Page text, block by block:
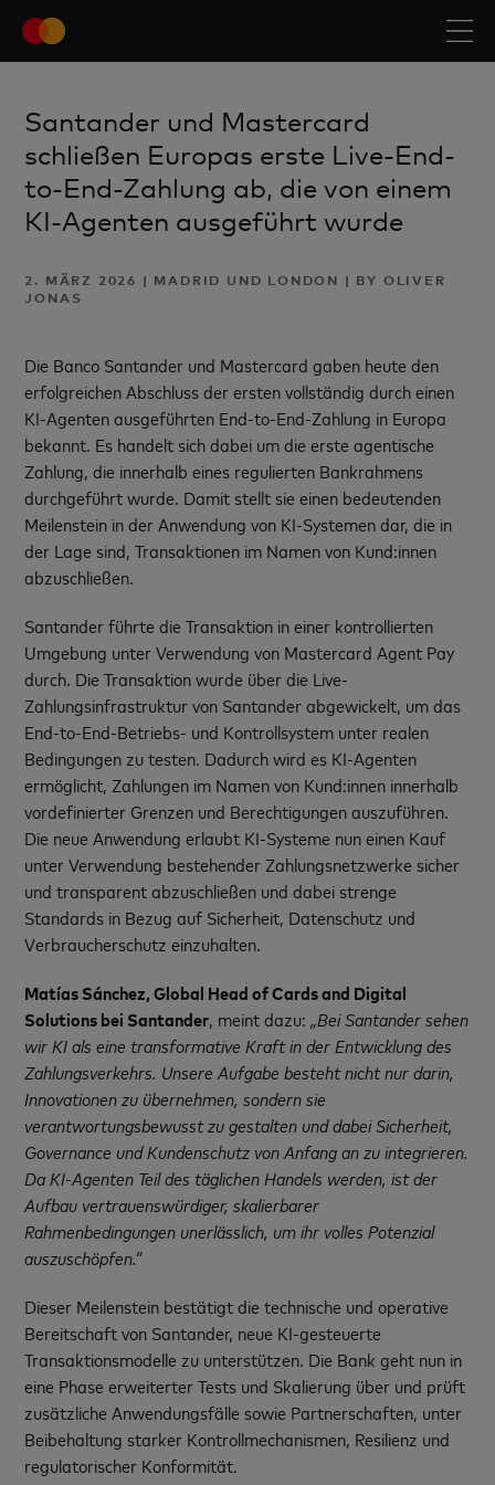
Santander und Mastercard
schließen Europas erste Live-End-
to-End-Zahlung ab, die von einem
KI-Agenten ausgeführt wurde
2. MÄRZ 2026 | MADRID UND LONDON | BY OLIVER
JONAS
Die Banco Santander und Mastercard gaben heute den
erfolgreichen Abschluss der ersten vollständig durch einen
KI-Agenten ausgeführten End-to-End-Zahlung in Europa
bekannt. Es handelt sich dabei um die erste agentische
Zahlung, die innerhalb eines regulierten Bankrahmens
durchgeführt wurde. Damit stellt sie einen bedeutenden
Meilenstein in der Anwendung von KI-Systemen dar, die in
der Lage sind, Transaktionen im Namen von Kund:innen
abzuschließen.
Santander führte die Transaktion in einer kontrollierten
Umgebung unter Verwendung von Mastercard Agent Pay
durch. Die Transaktion wurde über die Live-
Zahlungsinfrastruktur von Santander abgewickelt, um das
End-to-End-Betriebs- und Kontrollsystem unter realen
Bedingungen zu testen. Dadurch wird es KI-Agenten
ermöglicht, Zahlungen im Namen von Kund:innen innerhalb
vordefinierter Grenzen und Berechtigungen auszuführen.
Die neue Anwendung erlaubt KI-Systeme nun einen Kauf
unter Verwendung bestehender Zahlungsnetzwerke sicher
und transparent abzuschließen und dabei strenge
Standards in Bezug auf Sicherheit, Datenschutz und
Verbraucherschutz einzuhalten.
Matías Sánchez, Global Head of Cards and Digital
Solutions bei Santander, meint dazu: „Bei Santander sehen
wir KI als eine transformative Kraft in der Entwicklung des
Zahlungsverkehrs. Unsere Aufgabe besteht nicht nur darin,
Innovationen zu übernehmen, sondern sie
verantwortungsbewusst zu gestalten und dabei Sicherheit,
Governance und Kundenschutz von Anfang an zu integrieren.
Da KI-Agenten Teil des täglichen Handels werden, ist der
Aufbau vertrauenswürdiger, skalierbarer
Rahmenbedingungen unerlässlich, um ihr volles Potenzial
auszuschöpfen.“
Dieser Meilenstein bestätigt die technische und operative
Bereitschaft von Santander, neue KI-gesteuerte
Transaktionsmodelle zu unterstützen. Die Bank geht nun in
eine Phase erweiterter Tests und Skalierung über und prüft
zusätzliche Anwendungsfälle sowie Partnerschaften, unter
Beibehaltung starker Kontrollmechanismen, Resilienz und
regulatorischer Konformität.